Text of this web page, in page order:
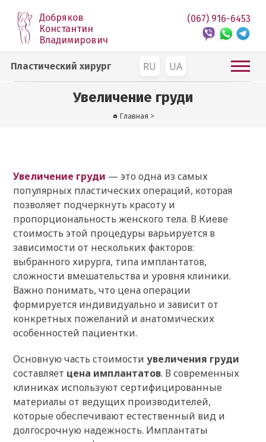
Добряков
Константин
Владимирович
RU UA
(067) 916-6453
Пластический хирург
Увеличение груди
Главная >
Увеличение груди — это одна из самых
популярных пластических операций, которая
позволяет подчеркнуть красоту и
пропорциональность женского тела. В Киеве
стоимость этой процедуры варьируется в
зависимости от нескольких факторов:
выбранного хирурга, типа имплантатов,
сложности вмешательства и уровня клиники.
Важно понимать, что цена операции
формируется индивидуально и зависит от
конкретных пожеланий и анатомических
особенностей пациентки.
Основную часть стоимостиувеличения груди
составляет цена имплантатов. В современных
клиниках используют сертифицированные
материалы от ведущих производителей,
которые обеспечивают естественный вид и
долгосрочную надежность. Имплантаты